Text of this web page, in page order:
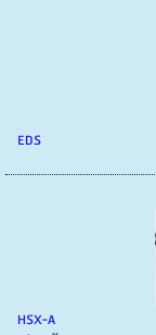
EDS
HSX-A